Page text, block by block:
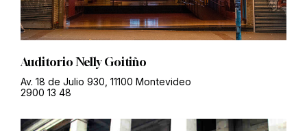
Auditorio Nelly Goitiño
Av. 18 de Julio 930, 11100 Montevideo
2900 13 48